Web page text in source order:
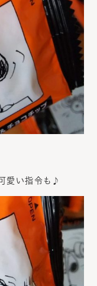
可愛い指令も♪